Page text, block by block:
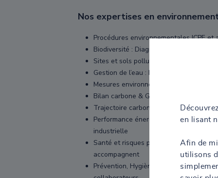
Nos expertises en
Procédures environnementales ICPE
Biodiversité : Diagnostics écologiques,
Sites et sols pollués : Diagnostics et
Gestion de l’eau : Études et solutions
Mesures environnementales : qualité
Bilan carbone & GES : Réalisation de
Trajectoire carbone et stratégie RSE
Performance énergétique : audit
industrielle
Santé et risques produits : pour
accompagnent
Prévention, Hygiène et QVT :
en lisant
Afin de
utilisons